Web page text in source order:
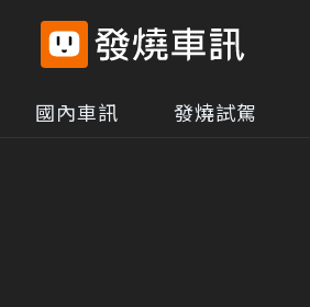
國內車訊 發燒試駕